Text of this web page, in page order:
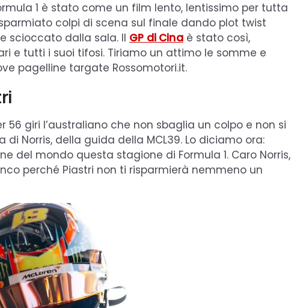
1 è stato come un film lento, lentissimo per tutta
colpi di scena sul finale dando plot twist
scioccato dalla sala. Il GP di Cinaè stato così,
e tutti i suoi tifosi. Tiriamo un attimo le somme e
pagelline targate Rossomotori.it.
56 giri l’australiano che non sbaglia un colpo e non si
Norris, della guida della MCL39. Lo diciamo ora:
del mondo questa stagione di Formula 1. Caro Norris,
perché Piastri non ti risparmierà nemmeno un